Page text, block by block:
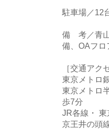
駐車場／12
備 考／青山
備、OAフロ
［交通アク
東京メトロ
東京メトロ
歩7分
JR各線・
京王井の頭